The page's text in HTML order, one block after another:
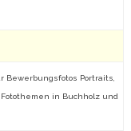
Bewerbungsfotos Portraits,
in Buchholz und